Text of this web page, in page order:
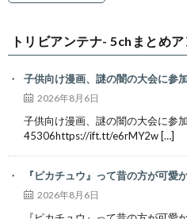
トリビアンテナ- 5chまとめ
子供向け漫画、謎の闇の大会に参
2026年8月6日
子供向け漫画、謎の闇の大会に参
45306https://ift.tt/e6rMY2w […]
『ピカチュウ』って昔の方が可愛
2026年8月6日